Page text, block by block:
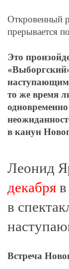
Откровенный
прерывается
Это
то же время
в канун
Леонид
декабря
в
Встреча